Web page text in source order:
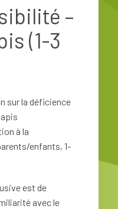
–
(1-3
sur la déficience
à la
enfants, 1-
est de
avec le